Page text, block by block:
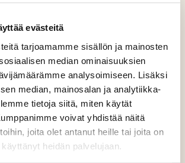
evästeitä
tarjoamamme sisällön ja mainosten
median ominaisuuksien
analysoimiseen. Lisäksi
median, mainosalan ja analytiikka-
tietoja siitä, miten käytät
voivat yhdistää näitä
joita olet antanut heille tai joita on
heidän palvelujaan.